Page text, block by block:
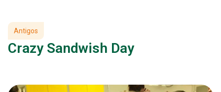
Antigos
Crazy Sandwish Day